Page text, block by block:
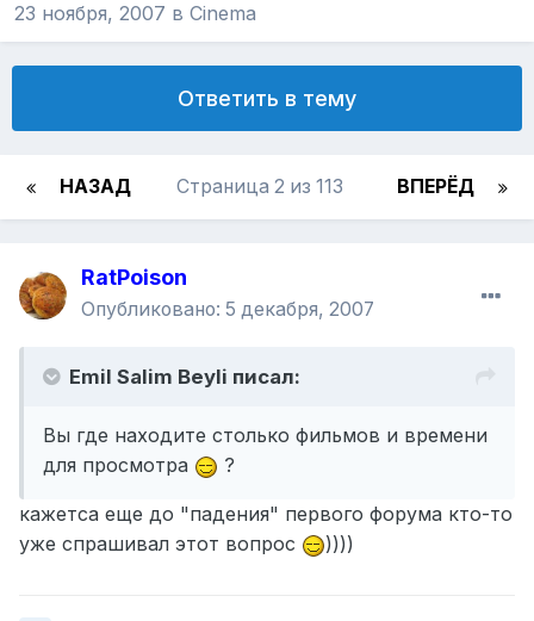
23 ноября, 2007 в Cinema
Ответить в тему
НАЗАД ВПЕРЁД
Страница 2 из 113
RatPoison
Опубликовано: 5 декабря, 2007
Emil Salim Beyli писал:
Вы где находите столько фильмов и времени
для просмотра
?
кажетса еще до "падения" первого форума кто-то
уже спрашивал этот вопрос
))))